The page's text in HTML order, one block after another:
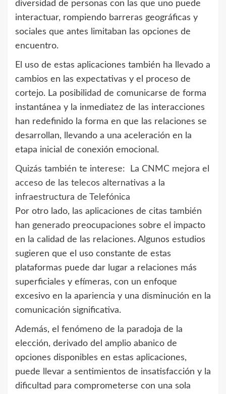
diversidad de personas con las que uno puede
interactuar, rompiendo barreras geográficas y
sociales que antes limitaban las opciones de
encuentro.
El uso de estas aplicaciones también ha llevado a
cambios en las expectativas y el proceso de
cortejo. La posibilidad de comunicarse de forma
instantánea y la inmediatez de las interacciones
han redefinido la forma en que las relaciones se
desarrollan, llevando a una aceleración en la
etapa inicial de conexión emocional.
Quizás también te interese:
La CNMC mejora el
acceso de las telecos alternativas a la
infraestructura de Telefónica
Por otro lado, las aplicaciones de citas también
han generado preocupaciones sobre el impacto
en la calidad de las relaciones. Algunos estudios
sugieren que el uso constante de estas
plataformas puede dar lugar a relaciones más
superficiales y efímeras, con un enfoque
excesivo en la apariencia y una disminución en la
comunicación significativa.
Además, el fenómeno de la paradoja de la
elección, derivado del amplio abanico de
opciones disponibles en estas aplicaciones,
puede llevar a sentimientos de insatisfacción y la
dificultad para comprometerse con una sola